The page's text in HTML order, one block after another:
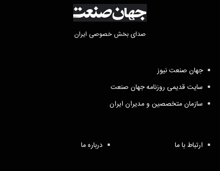
صدای بخش خصوصی ایران
جهان صنعت نیوز
سایت قدیمی روزنامه جهان صنعت
سازمان متخصصین و مدیران ایران
ارتباط با ما درباره ما